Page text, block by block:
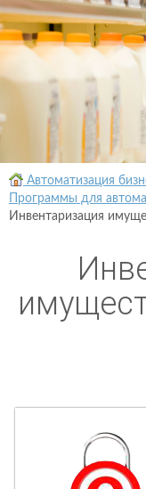
Автоматизация
Программы для
Инвентаризация